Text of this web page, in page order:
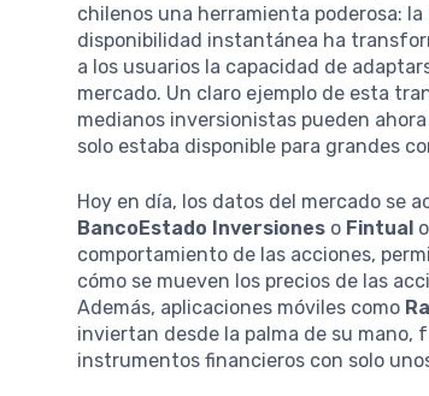
chilenos una herramienta poderosa: la
disponibilidad instantánea ha
a los usuarios la capacidad de
mercado. Un claro ejemplo de esta
medianos inversionistas pueden
solo estaba disponible para grandes
Hoy en día, los datos del mercado se
BancoEstado Inversiones o Fintual
comportamiento de las acciones,
cómo se mueven los precios de las
Además, aplicaciones móviles como
inviertan desde la palma de su mano,
instrumentos financieros con solo